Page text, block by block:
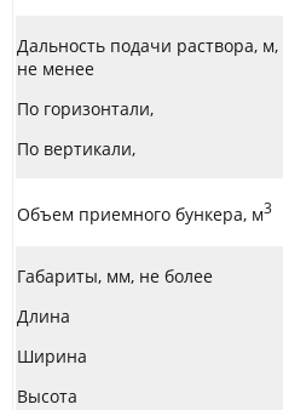
Дальность подачи раствора, м,
не менее
По горизонтали,
По вертикали,
Объем приемного бункера, м3
Габариты, мм, не более
Длина
Ширина
Высота